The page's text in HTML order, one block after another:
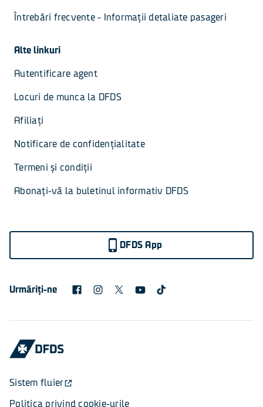
Întrebări frecvente - Informații detaliate pasageri
Alte linkuri
Autentificare agent
Locuri de munca la DFDS
Afiliați
Notificare de confidențialitate
Termeni și condiții
Abonați-vă la buletinul informativ DFDS
DFDS App
Urmăriți-ne
Sistem fluier
Politica privind cookie-urile